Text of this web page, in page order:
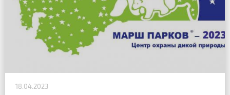
18.04.2023